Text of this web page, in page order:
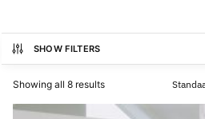
SHOW FILTERS
Showing all 8 results